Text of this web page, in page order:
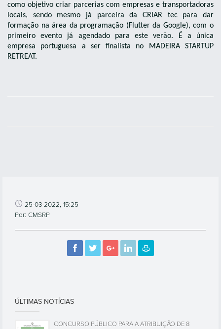
como objetivo criar parcerias com empresas e transportadoras
locais, sendo mesmo já parceira da CRIAR tec para dar
formação na área da programação (Flutter da Google), com o
primeiro evento já agendado para este verão. É a única
empresa portuguesa a ser finalista no MADEIRA STARTUP
RETREAT.
25-03-2022, 15:25
Por: CMSRP
ÚLTIMAS NOTÍCIAS
CONCURSO PÚBLICO PARA A ATRIBUIÇÃO DE 8